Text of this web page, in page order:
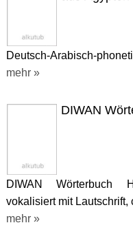
Deutsch-Arabisch-
mehr »
DIWAN
DIWAN Wörterbuch
vokalisiert mit Lautschrift,
mehr »